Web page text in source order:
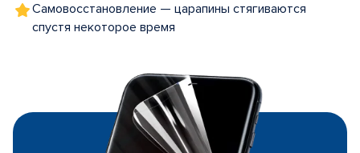
Самовосстановление — царапины стягиваются
спустя некоторое время